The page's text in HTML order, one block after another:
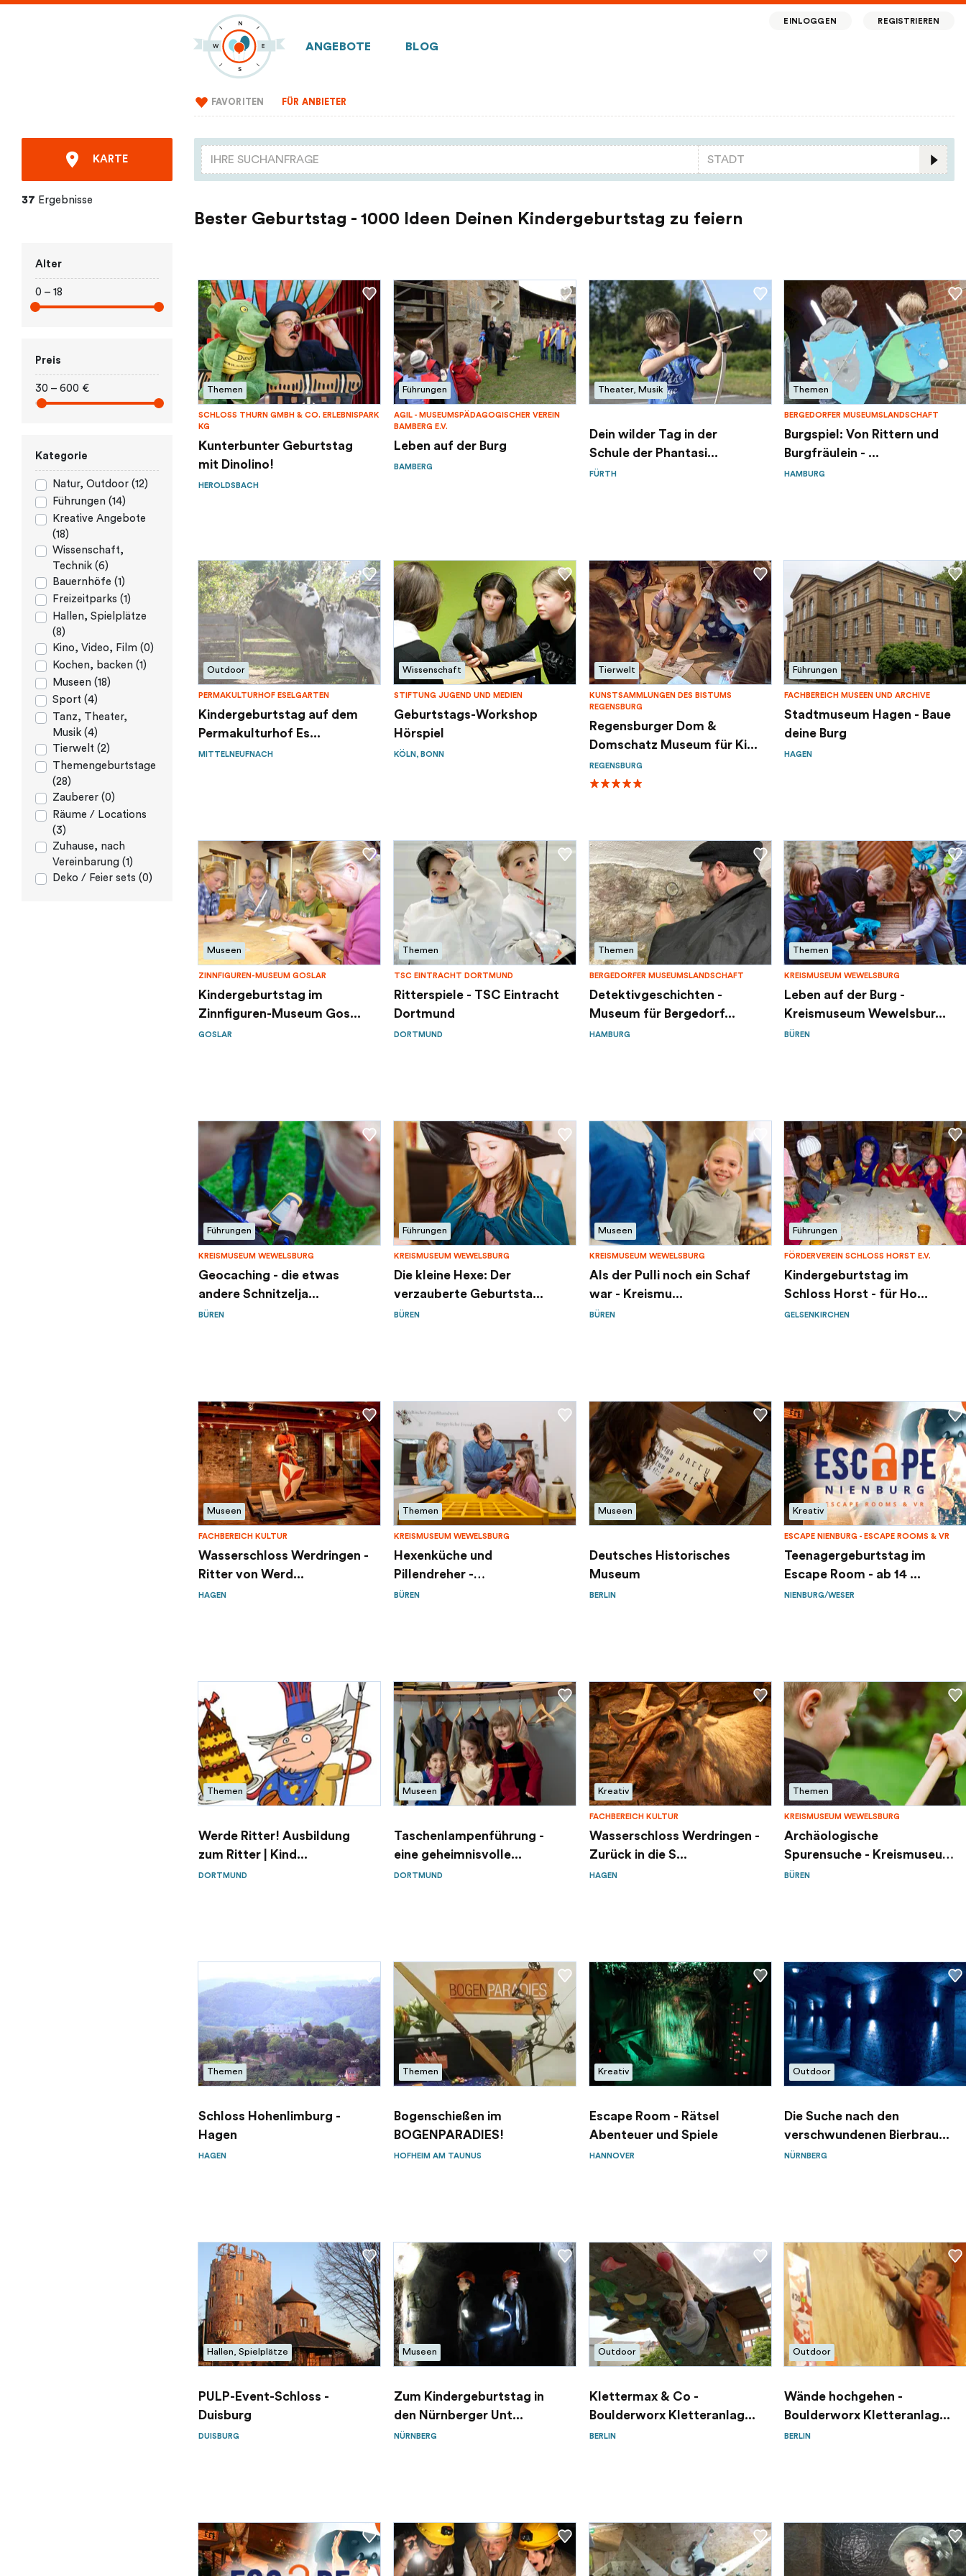
ANGEBOTE BLOG
EINLOGGEN REGISTRIEREN
FAVORITEN FÜR ANBIETER
KARTE
37 Ergebnisse
Alter
0 – 18
Preis
30 – 600 €
Kategorie
Natur, Outdoor (12)
Führungen (14)
Kreative Angebote
(18)
Wissenschaft,
Technik (6)
Bauernhöfe (1)
Freizeitparks (1)
Hallen, Spielplätze
(8)
Kino, Video, Film (0)
Kochen, backen (1)
Museen (18)
Sport (4)
Tanz, Theater,
Musik (4)
Tierwelt (2)
Themengeburtstage
(28)
Zauberer (0)
Räume / Locations
(3)
Zuhause, nach
Vereinbarung (1)
Deko / Feier sets (0)
Bester Geburtstag - 1000 Ideen Deinen Kindergeburtstag zu feiern
Themen
SCHLOSS THURN GMBH & CO. ERLEBNISPARK
KG
Кunterbunter Geburtstag
mit Dinolino!
HEROLDSBACH
Führungen
AGIL - MUSEUMSPÄDAGOGISCHER VEREIN
BAMBERG E.V.
Leben auf der Burg
BAMBERG
Theater, Musik
Dein wilder Tag in der
Schule der Phantasi...
FÜRTH
Themen
BERGEDORFER MUSEUMSLANDSCHAFT
Burgspiel: Von Rittern und
Burgfräulein - ...
HAMBURG
Outdoor
PERMAKULTURHOF ESELGARTEN
Kindergeburtstag auf dem
Permakulturhof Es...
MITTELNEUFNACH
Wissenschaft
STIFTUNG JUGEND UND MEDIEN
Geburtstags-Workshop
Hörspiel
KÖLN, BONN
Tierwelt
KUNSTSAMMLUNGEN DES BISTUMS
REGENSBURG
Regensburger Dom &
Domschatz Museum für Ki...
REGENSBURG
Führungen
FACHBEREICH MUSEEN UND ARCHIVE
Stadtmuseum Hagen - Baue
deine Burg
HAGEN
Museen
ZINNFIGUREN-MUSEUM GOSLAR
Kindergeburtstag im
Zinnfiguren-Museum Gos...
GOSLAR
Themen
TSC EINTRACHT DORTMUND
Ritterspiele - TSC Eintracht
Dortmund
DORTMUND
Themen
BERGEDORFER MUSEUMSLANDSCHAFT
Detektivgeschichten -
Museum für Bergedorf...
HAMBURG
Themen
KREISMUSEUM WEWELSBURG
Leben auf der Burg -
Kreismuseum Wewelsbur...
BÜREN
Führungen
KREISMUSEUM WEWELSBURG
Geocaching - die etwas
andere Schnitzelja...
BÜREN
Führungen
KREISMUSEUM WEWELSBURG
Die kleine Hexe: Der
verzauberte Geburtsta...
BÜREN
Museen
KREISMUSEUM WEWELSBURG
Als der Pulli noch ein Schaf
war - Kreismu...
BÜREN
Führungen
FÖRDERVEREIN SCHLOSS HORST E.V.
Kindergeburtstag im
Schloss Horst - für Ho...
GELSENKIRCHEN
Museen
FACHBEREICH KULTUR
Wasserschloss Werdringen -
Ritter von Werd...
HAGEN
Themen
KREISMUSEUM WEWELSBURG
Hexenküche und
Pillendreher -
Kreismuseum...
BÜREN
Museen
Deutsches Historisches
Museum
BERLIN
Kreativ
ESCAPE NIENBURG - ESCAPE ROOMS & VR
Teenagergeburtstag im
Escape Room - ab 14 ...
NIENBURG/WESER
Themen
Werde Ritter! Ausbildung
zum Ritter | Kind...
DORTMUND
Museen
Taschenlampenführung -
eine geheimnisvolle...
DORTMUND
Kreativ
FACHBEREICH KULTUR
Wasserschloss Werdringen -
Zurück in die S...
HAGEN
Themen
KREISMUSEUM WEWELSBURG
Archäologische
Spurensuche - Kreismuseum
W...
BÜREN
Themen
Schloss Hohenlimburg -
Hagen
HAGEN
Themen
Bogenschießen im
BOGENPARADIES!
HOFHEIM AM TAUNUS
Kreativ
Escape Room - Rätsel
Abenteuer und Spiele
HANNOVER
Outdoor
Die Suche nach den
verschwundenen Bierbrau...
NÜRNBERG
Hallen, Spielplätze
PULP-Event-Schloss -
Duisburg
DUISBURG
Museen
Zum Kindergeburtstag in
den Nürnberger Unt...
NÜRNBERG
Outdoor
Klettermax & Co -
Boulderworx Kletteranlag...
BERLIN
Outdoor
Wände hochgehen -
Boulderworx Kletteranlag...
BERLIN